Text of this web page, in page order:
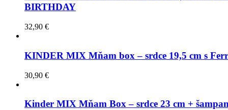
BIRTHDAY
32,90 €
KINDER MIX Mňam box – srdce 19,5 cm s
30,90 €
Kinder MIX Mňam Box – srdce 23 cm +